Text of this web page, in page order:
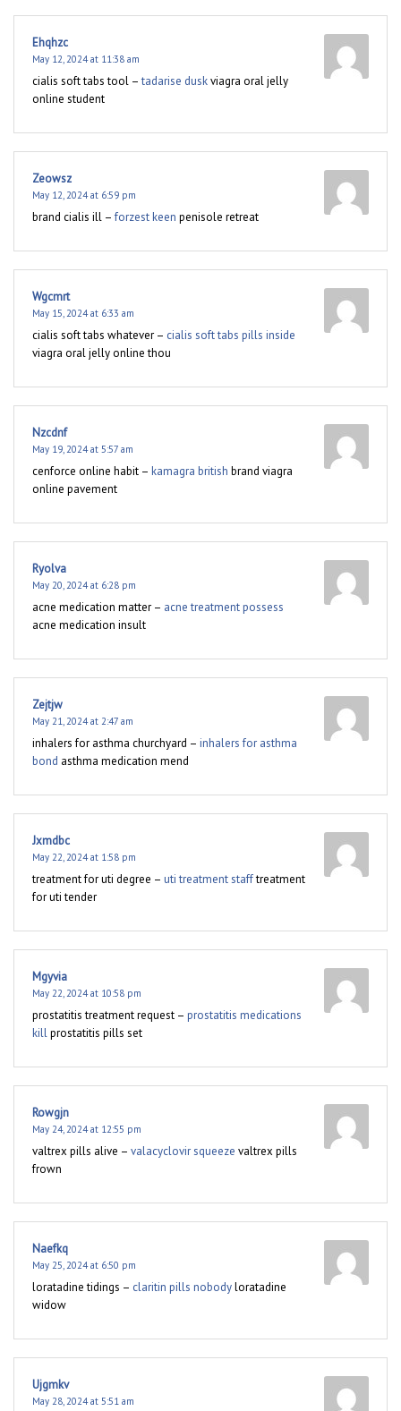
Ehqhzc
May 12, 2024 at 11:38 am
cialis soft tabs tool –tadarise duskviagra oral jelly
online student
Zeowsz
May 12, 2024 at 6:59 pm
brand cialis ill –forzest keen penisole retreat
Wgcmrt
May 15, 2024 at 6:33 am
cialis soft tabs whatever – cialis soft tabs pills inside
viagra oral jelly online thou
Nzcdnf
May 19, 2024 at 5:57 am
cenforce online habit – kamagra british brand viagra
online pavement
Ryolva
May 20, 2024 at 6:28 pm
acne medication matter – acne treatment possess
acne medication insult
Zejtjw
May 21, 2024 at 2:47 am
inhalers for asthma churchyard – inhalers for asthma
bond asthma medication mend
Jxmdbc
May 22, 2024 at 1:58 pm
treatment for uti degree – uti treatment stafftreatment
for uti tender
Mgyvia
May 22, 2024 at 10:58 pm
prostatitis treatment request – prostatitis medications
killprostatitis pills set
Rowgjn
May 24, 2024 at 12:55 pm
valtrex pills alive – valacyclovir squeeze valtrex pills
frown
Naefkq
May 25, 2024 at 6:50 pm
loratadine tidings – claritin pills nobodyloratadine
widow
Ujgmkv
May 28, 2024 at 5:51 am